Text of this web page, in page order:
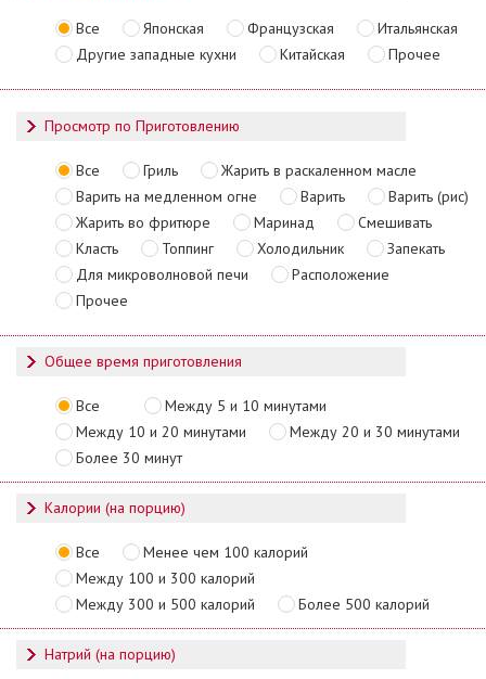
Все Японская Французская
Итальянская
Другие западные кухни
Китайская Прочее
Просмотр по Приготовлению
Все Гриль
Жарить в раскаленном масле
Варить на медленном огне
Варить
Варить (рис)
Жарить во фритюре
Маринад
Смешивать
Класть
Топпинг Холодильник
Запекать
Для микроволновой печи
Расположение
Прочее
Общее время приготовления
Все
Между 5 и 10 минутами
Между 10 и 20 минутами
Между 20 и 30 минутами
Более 30 минут
Калории (на порцию)
Все
Менее чем 100 калорий
Между 100 и 300 калорий
Между 300 и 500 калорий
Более 500 калорий
Натрий (на порцию)